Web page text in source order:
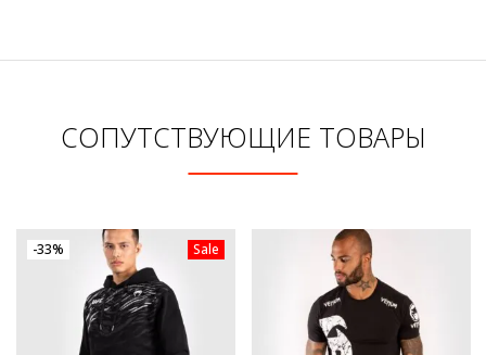
СОПУТСТВУЮЩИЕ ТОВАРЫ
Sale
-33%